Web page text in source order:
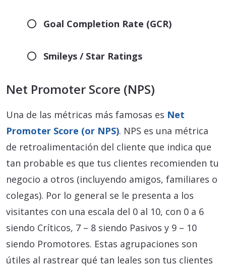
Goal Completion Rate (GCR)
Smileys / Star Ratings
Net Promoter Score (NPS)
Una de las métricas más famosas es Net
Promoter Score (or NPS). NPS es una métrica
de retroalimentación del cliente que indica que
tan probable es que tus clientes recomienden tu
negocio a otros (incluyendo amigos, familiares o
colegas). Por lo general se le presenta a los
visitantes con una escala del 0 al 10, con 0 a 6
siendo Críticos, 7 – 8 siendo Pasivos y 9 – 10
siendo Promotores. Estas agrupaciones son
útiles al rastrear qué tan leales son tus clientes